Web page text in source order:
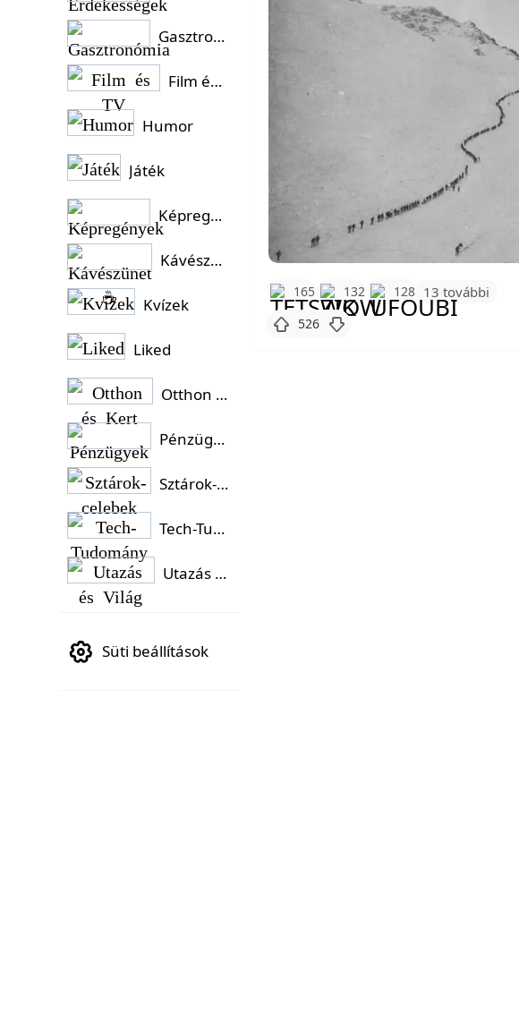
165 132 128 13 további
526
Gasztronómia
Film és TV
Humor
Játék
Képregények
Kávészünet ☕
Kvízek
Liked
Otthon és Kert
Pénzügyek
Sztárok-celebek
Tech-Tudomány
Utazás és Világ
Süti beállítások